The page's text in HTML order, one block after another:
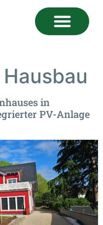
Hausbau
in
PV-Anlage